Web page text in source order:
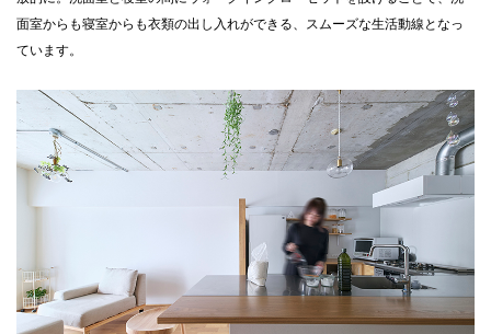
面室からも寝室からも衣類の出し入れができる、スムーズな生活動線となっ
ています。